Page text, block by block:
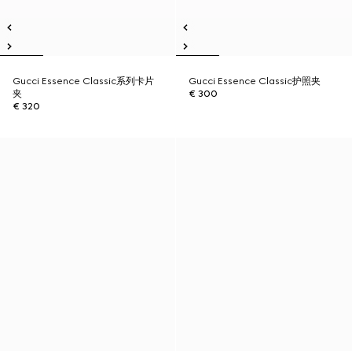
Gucci Essence Classic系列卡片
夹
€ 320
Gucci Essence Classic护照夹
€ 300